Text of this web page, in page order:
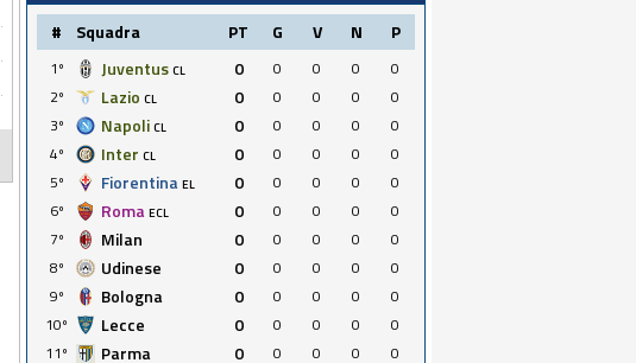
# Squadra PT G V N P
1º Juventus CL 0 0 0 0
0
2º
Lazio CL 0 0 0 0
0
3º
Napoli CL 0 0 0 0
0
4º
Inter CL 0 0 0 0
0
5º
Fiorentina EL 0 0 0 0
0
6º
Roma ECL 0 0 0 0
0
7º
Milan 0 0 0 0
0
8º
Udinese 0 0 0 0
0
9º
Bologna 0 0 0 0
0
10º
Lecce 0 0 0 0
0
11º
Parma 0 0 0 0
0